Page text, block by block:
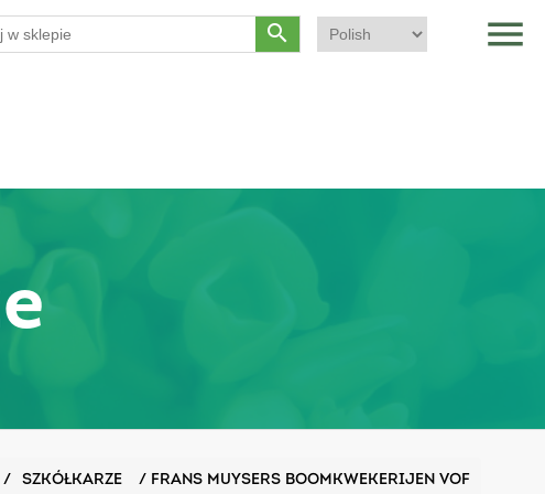
menu
search
/ SZKÓŁKARZE / FRANS MUYSERS BOOMKWEKERIJEN VOF